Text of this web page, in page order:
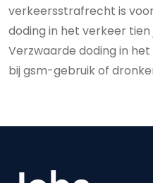
verkeersstrafrecht is
doding in het verkeer
Verzwaarde doding in
bij gsm-gebruik of